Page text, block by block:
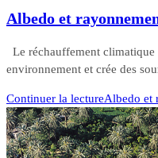
Albedo et
Le réchauffement climatique
environnement et crée des
Continuer la lectureAlbedo et